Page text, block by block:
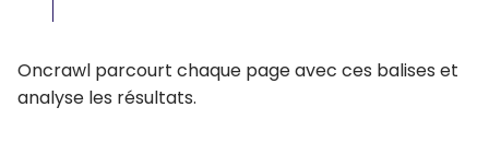
Oncrawl parcourt chaque page avec ces balises et
analyse les résultats.